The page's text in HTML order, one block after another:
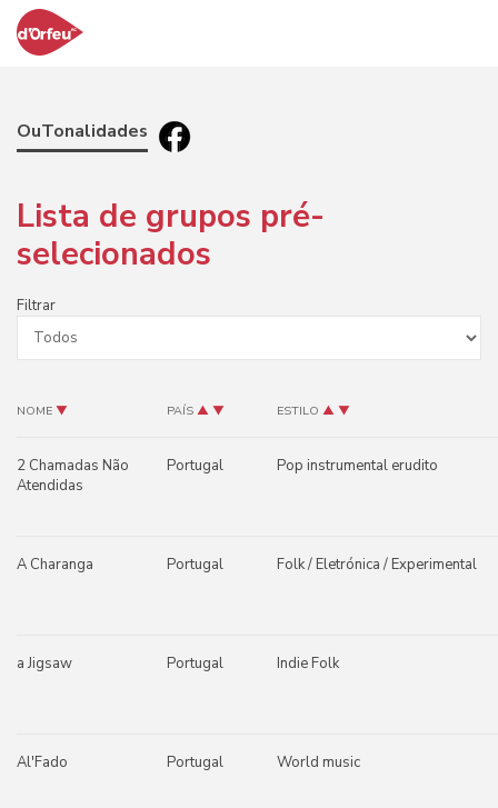
OuTonalidades
Lista de grupos pré-
selecionados
Filtrar
NOME ▼ PAÍS ▲ ▼ ESTILO ▲ ▼
2 Chamadas Não
Atendidas
Portugal Pop instrumental erudito
A Charanga Portugal Folk / Eletrónica / Experimental
a Jigsaw Portugal Indie Folk
Al'Fado Portugal World music